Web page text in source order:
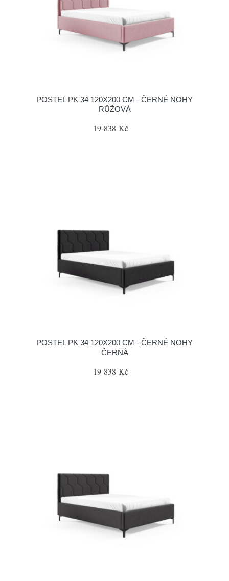
POSTEL PK 34 120X200 CM - ČERNÉ NOHY
RŮŽOVÁ
19 838 Kč
POSTEL PK 34 120X200 CM - ČERNÉ NOHY
ČERNÁ
19 838 Kč